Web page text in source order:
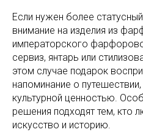
Если нужен более
внимание на изделия из
императорского
сервиз, янтарь или
этом случае подарок
напоминание о
культурной ценностью.
решения подходят тем, кто
искусство и историю.